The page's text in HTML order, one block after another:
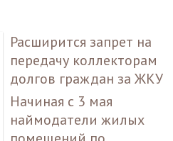
Расширится запрет на
передачу коллекторам
долгов граждан за ЖКУ
Начиная с 3 мая
наймодатели жилых